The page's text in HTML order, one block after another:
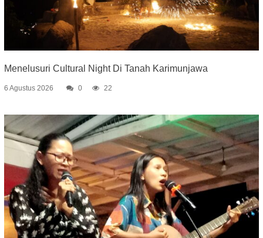
Menelusuri Cultural Night Di Tanah Karimunjawa
6 Agustus 2026 0 22